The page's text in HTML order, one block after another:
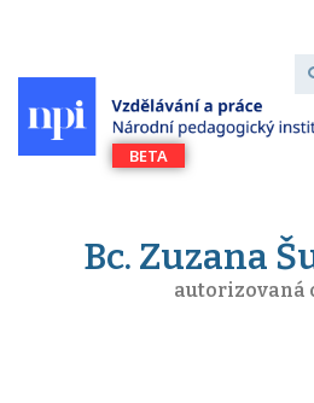
Bc. Zuzana
autorizovaná